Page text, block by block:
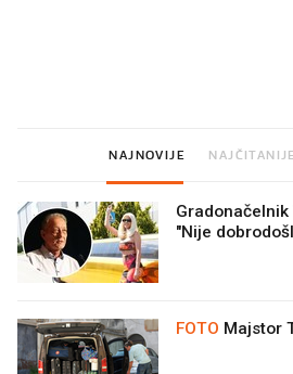
NAJNOVIJE NAJČITANIJE
"Nije
FOTO Majstor